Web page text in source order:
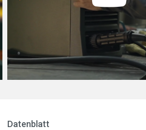
Datenblatt